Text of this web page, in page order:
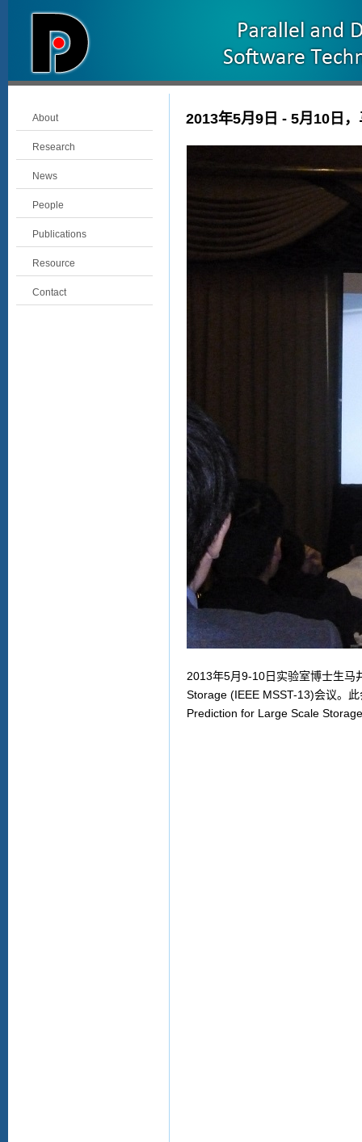
About
Research
News
People
Publications
Resource
Contact
2013年5月9日 - 5月10日
2013年5月9-10日实验室博士生
Storage (IEEE MSST-13)会议。
Prediction for Large Scale